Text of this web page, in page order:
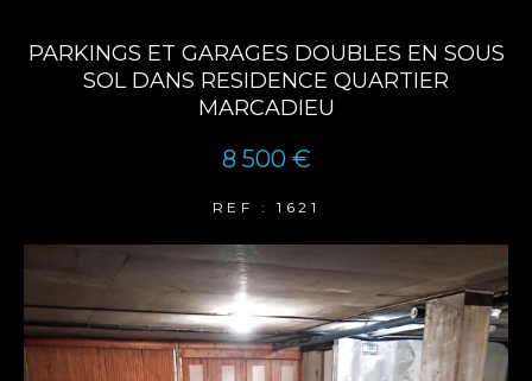
PARKINGS ET GARAGES DOUBLES EN SOUS
SOL DANS RESIDENCE QUARTIER
MARCADIEU
8 500 €
REF : 1621